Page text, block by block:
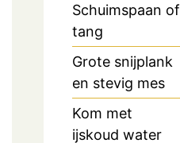
Schuimspaan of
tang
Grote snijplank
en stevig mes
Kom met
ijskoud water